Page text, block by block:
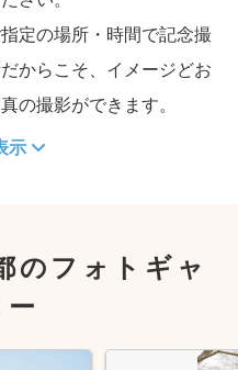
定の場所・時間で記念撮
からこそ、イメージどお
の撮影ができます。
示
のフォトギャ